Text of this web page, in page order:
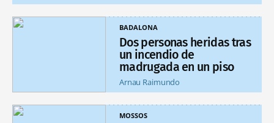
BADALONA
Dos personas heridas tras
un incendio de
madrugada en un piso
Arnau Raimundo
MOSSOS